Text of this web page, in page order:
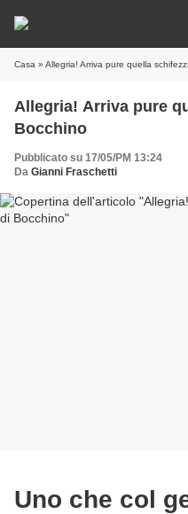
Casa » Allegria! Arriva pure quella
Allegria! Arriva pure
Bocchino
Pubblicato su 17/05/PM 13:24
Da Gianni Fraschetti
Uno che col